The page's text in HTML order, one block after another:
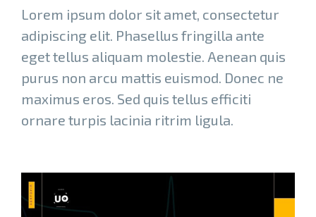
Lorem ipsum dolor sit amet, consectetur
adipiscing elit. Phasellus fringilla ante
eget tellus aliquam molestie. Aenean quis
purus non arcu mattis euismod. Donec ne
maximus eros. Sed quis tellus efficiti
ornare turpis lacinia ritrim ligula.